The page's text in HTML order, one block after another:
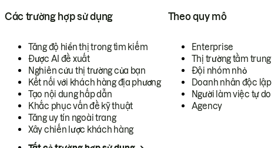
Các trường hợp sử dụng
Tăng độ hiển thị trong tìm kiếm
Được AI đề xuất
Nghiên cứu thị trường của bạn
Kết nối với khách hàng địa phương
Tạo nội dung hấp dẫn
Khắc phục vấn đề kỹ thuật
Tăng uy tín ngoài trang
Xây chiến lược khách hàng
Theo quy mô
Enterprise
Thị trường tầm trung
Đội nhóm nhỏ
Doanh nhân độc lập
Người làm việc tự do
Agency